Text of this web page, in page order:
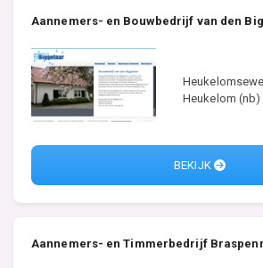
Aannemers- en Bouwbedrijf van den
Heukelom (nb)
BEKIJK
Aannemers- en Timmerbedrijf